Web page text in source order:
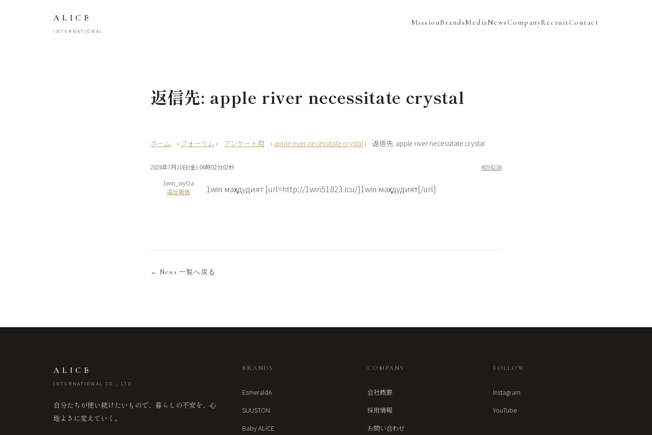
ALICE
INTERNATIONAL
MissionBrandsMediaNewsCompanyRecruitContact
返信先: apple river necessitate crystal
› フォーラム › アンケート用 › apple river necessitate crystal› 返信先: apple river necessitate crystal
2026年7月10日(金) 06時02分02秒
#894234
1win_wyOa
違反報告
1win маҳдудият [url=http://1win51823.icu/]1win маҳдудият[/url]
← News 一覧へ戻る
ALICE
INTERNATIONAL CO., LTD
自分たちが使い続けたいもので、暮らしの不安を、心
地よさに変えていく。
BRANDS
EsmeraldA
SUUSTON
Baby ALICE
COMPANY
会社概要
採用情報
お問い合わせ
FOLLOW
Instagram
YouTube